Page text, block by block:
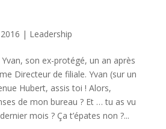
| Leadership
son ex-protégé, un an après
Directeur de filiale. Yvan (sur un
Hubert, assis toi ! Alors,
de mon bureau ? Et … tu as vu
mois ? Ça t’épates non ?...